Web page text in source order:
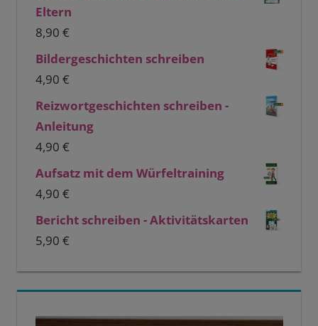
Eltern
8,90 €
Bildergeschichten schreiben
4,90 €
Reizwortgeschichten schreiben -
Anleitung
4,90 €
Aufsatz mit dem Würfeltraining
4,90 €
Bericht schreiben - Aktivitätskarten
5,90 €